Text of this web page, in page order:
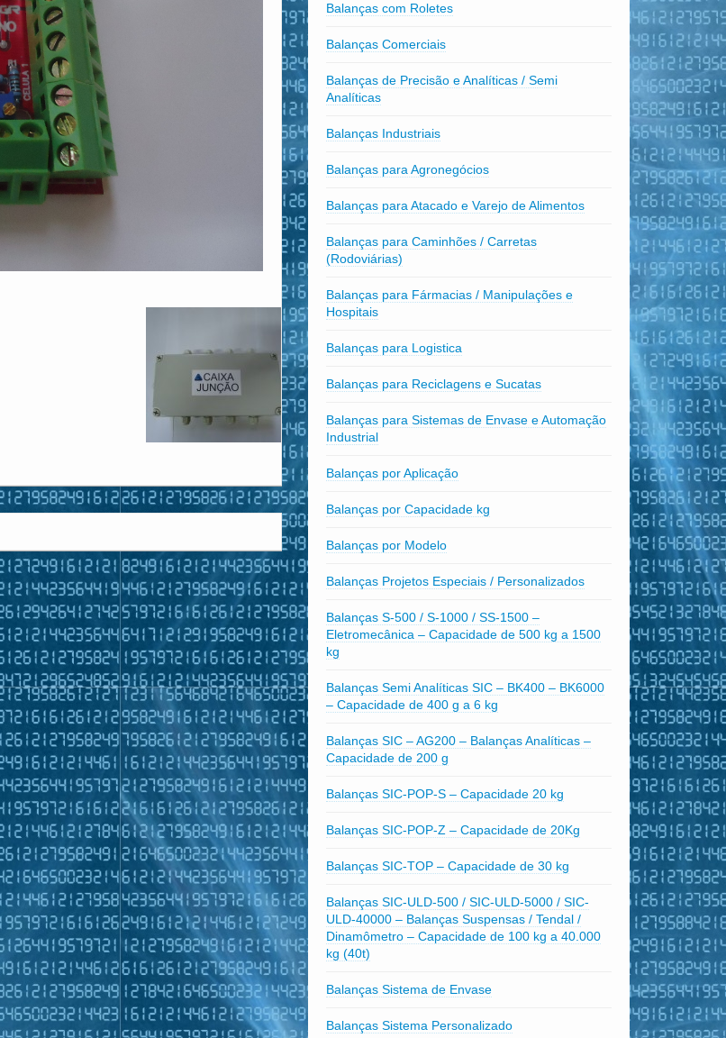
Balanças com Roletes
Balanças Comerciais
Balanças de Precisão e Analíticas / Semi
Analíticas
Balanças Industriais
Balanças para Agronegócios
Balanças para Atacado e Varejo de Alimentos
Balanças para Caminhões / Carretas
(Rodoviárias)
Balanças para Fármacias / Manipulações e
Hospitais
Balanças para Logistica
Balanças para Reciclagens e Sucatas
Balanças para Sistemas de Envase e Automação
Industrial
Balanças por Aplicação
Balanças por Capacidade kg
Balanças por Modelo
Balanças Projetos Especiais / Personalizados
Balanças S-500 / S-1000 / SS-1500 –
Eletromecânica – Capacidade de 500 kg a 1500
kg
Balanças Semi Analíticas SIC – BK400 – BK6000
– Capacidade de 400 g a 6 kg
Balanças SIC – AG200 – Balanças Analíticas –
Capacidade de 200 g
Balanças SIC-POP-S – Capacidade 20 kg
Balanças SIC-POP-Z – Capacidade de 20Kg
Balanças SIC-TOP – Capacidade de 30 kg
Balanças SIC-ULD-500 / SIC-ULD-5000 / SIC-
ULD-40000 – Balanças Suspensas / Tendal /
Dinamômetro – Capacidade de 100 kg a 40.000
kg (40t)
Balanças Sistema de Envase
Balanças Sistema Personalizado